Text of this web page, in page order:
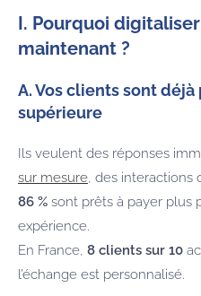
I. Pourquoi
maintenant ?
A. Vos clients sont déjà
supérieure
Ils veulent des réponses
sur mesure, des interactions
86 % sont prêts à payer plus
expérience.
En France, 8 clients sur 10
l’échange est personnalisé.